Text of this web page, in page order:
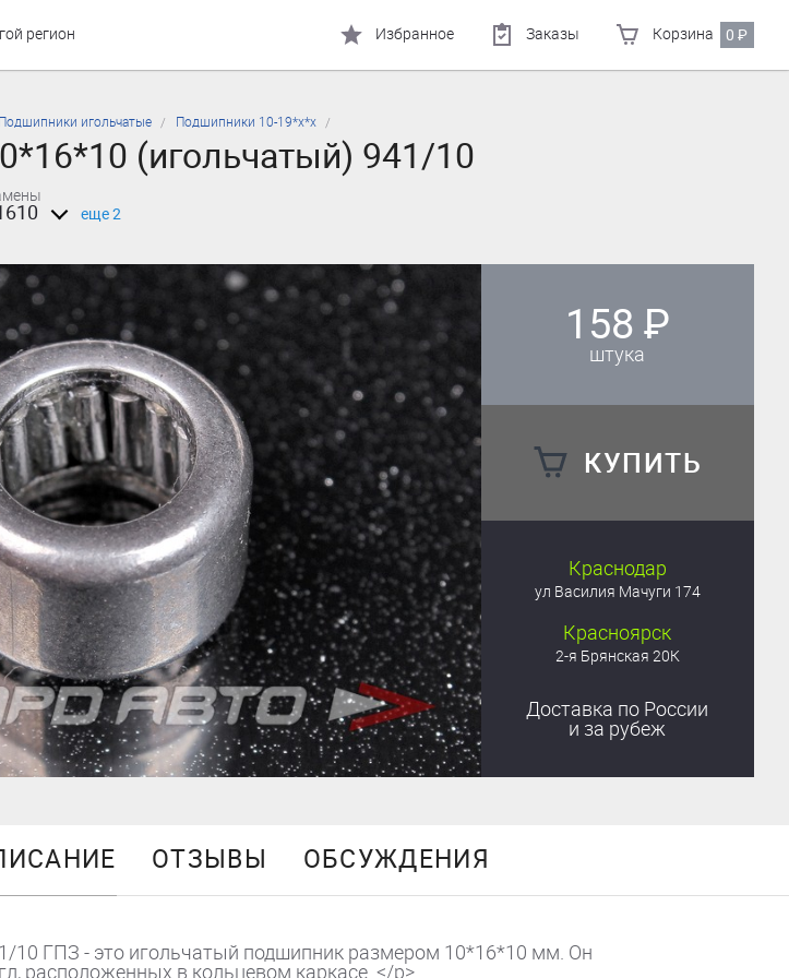
регион Избранное Заказы Корзина 0₽
Подшипники игольчатые Подшипники 10-19*х*х
(игольчатый) 941/10
еще 2
158 ₽
штука
КУПИТЬ
Краснодар
ул Василия Мачуги 174
Красноярск
2-я Брянская 20К
Доставка по России
и за рубеж
ОТЗЫВЫ ОБСУЖДЕНИЯ
10 ГПЗ - это игольчатый подшипник размером 10*16*10 мм. Он
расположенных в кольцевом каркасе. </p>